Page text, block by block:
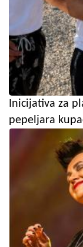
Inicijativa za
pepeljara